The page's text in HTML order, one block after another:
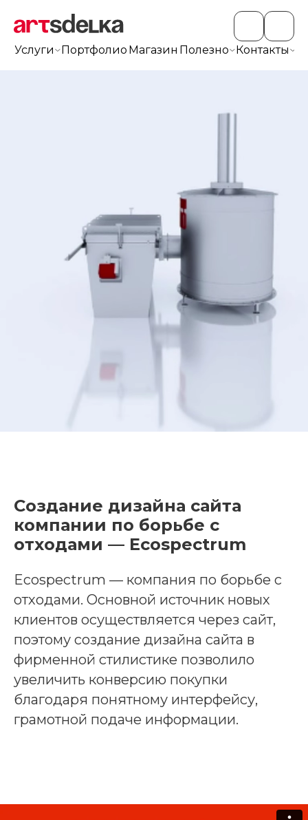
Услуги Портфолио Магазин Полезно Контакты
Cоздание дизайна сайта
компании по борьбе с
отходами — Ecospectrum
Ecospectrum — компания по борьбе с
отходами. Основной источник новых
клиентов осуществляется через сайт,
поэтому создание дизайна сайта в
фирменной стилистике позволило
увеличить конверсию покупки
благодаря понятному интерфейсу,
грамотной подаче информации.